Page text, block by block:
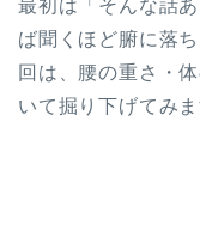
最初は「そんな話
ば聞くほど腑に落
回は、腰の重さ・
いて掘り下げてみま